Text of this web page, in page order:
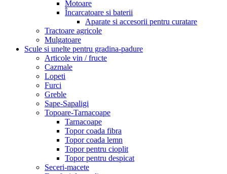
Motoare
Încarcatoare si baterii
Aparate si accesorii pentru curatare
Tractoare agricole
Mulgatoare
Scule si unelte pentru gradina-padure
Articole vin / fructe
Cazmale
Lopeti
Furci
Greble
Sape-Sapaligi
Topoare-Tarnacoape
Tarnacoape
Topor coada fibra
Topor coada lemn
Topor pentru cioplit
Topor pentru despicat
Seceri-macete